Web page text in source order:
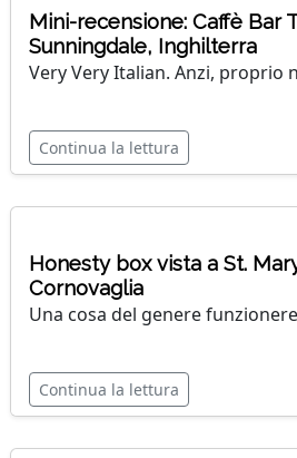
Mini-recensione: Caffè Bar
Sunningdale, Inghilterra
Very Very Italian. Anzi, proprio
Continua la lettura
Honesty box vista a St.
Cornovaglia
Una cosa del genere
Continua la lettura